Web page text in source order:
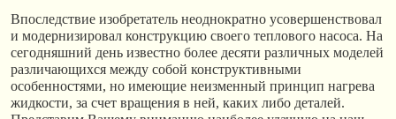
Впоследствие изобретатель неоднократно усовершенствовал
и модернизировал конструкцию своего теплового насоса. На
сегодняшний день известно более десяти различных моделей
различающихся между собой конструктивными
особенностями, но имеющие неизменный принцип нагрева
жидкости, за счет вращения в ней, каких либо деталей.